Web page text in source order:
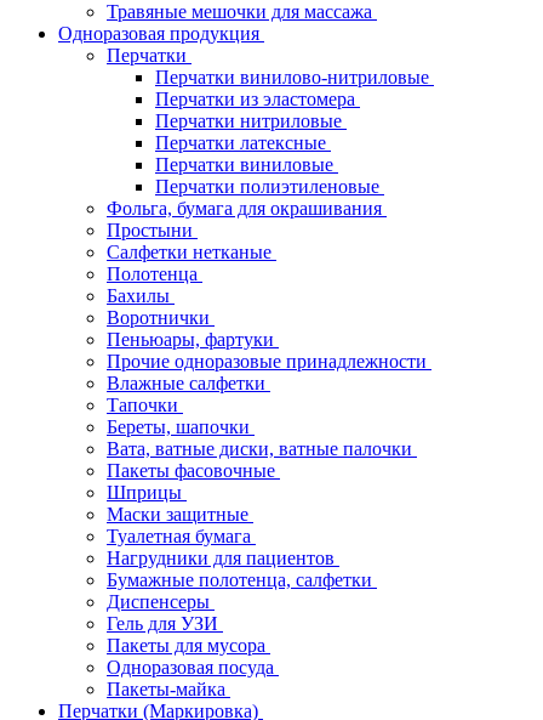
Травяные мешочки для массажа
Одноразовая продукция
Перчатки
Перчатки винилово-нитриловые
Перчатки из эластомера
Перчатки нитриловые
Перчатки латексные
Перчатки виниловые
Перчатки полиэтиленовые
Фольга, бумага для окрашивания
Простыни
Салфетки нетканые
Полотенца
Бахилы
Воротнички
Пеньюары, фартуки
Прочие одноразовые принадлежности
Влажные салфетки
Тапочки
Береты, шапочки
Вата, ватные диски, ватные палочки
Пакеты фасовочные
Шприцы
Маски защитные
Туалетная бумага
Нагрудники для пациентов
Бумажные полотенца, салфетки
Диспенсеры
Гель для УЗИ
Пакеты для мусора
Одноразовая посуда
Пакеты-майка
Перчатки (Маркировка)